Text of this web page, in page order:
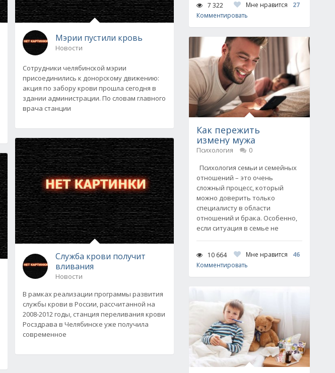
Мэрии пустили кровь
Новости
Сотрудники челябинской мэрии
присоединились к донорскому движению:
акция по забору крови прошла сегодня в
здании администрации. По словам главного
врача станции
Служба крови получит
вливания
Новости
В рамках реализации программы развития
службы крови в России, рассчитанной на
2008-2012 годы, станция переливания крови
Росздрава в Челябинске уже получила
современное
7 322 Мне нравится
27
Комментировать
Как пережить
измену мужа
Психология
0
Психология семьи и семейных
отношений – это очень
сложный процесс, который
можно доверить только
специалисту в области
отношений и брака. Особенно,
если ситуация в семье не
10 664 Мне нравится
46
Комментировать